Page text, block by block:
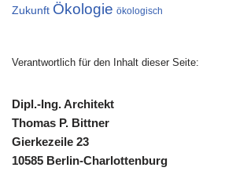
Zukunft Ökologie ökologisch
Verantwortlich für den Inhalt dieser Seite:
Dipl.-Ing. Architekt
Thomas P. Bittner
Gierkezeile 23
10585 Berlin-Charlottenburg